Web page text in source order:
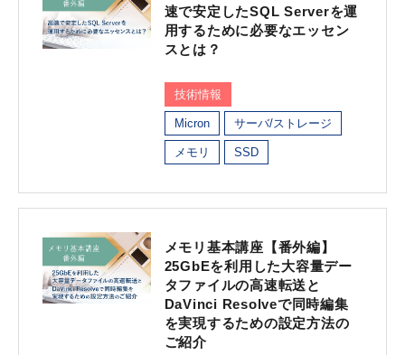
速で安定したSQL Serverを運
用するために必要なエッセン
スとは？
技術情報
Micron サーバ/ストレージ
メモリ SSD
メモリ基本講座【番外編】
25GbEを利用した大容量デー
タファイルの高速転送と
DaVinci Resolveで同時編集
を実現するための設定方法の
ご紹介